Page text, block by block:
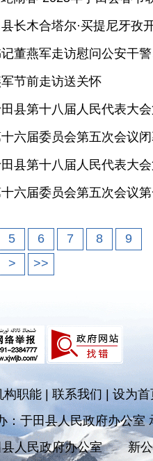
长木合塔尔·买提尼牙孜
记董燕军走访慰问公安干
节前走访送关怀
田县第十八届人民代表大
六届委员会第五次会议
田县第十八届人民代表大
六届委员会第五次会议
5 6 7 8
9
> >>
构职能 联系我们|设为首
：于田县人民政府办公室
人民政府办公室
新